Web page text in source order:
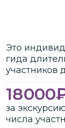
Это
гида
участников
18000
за
числа